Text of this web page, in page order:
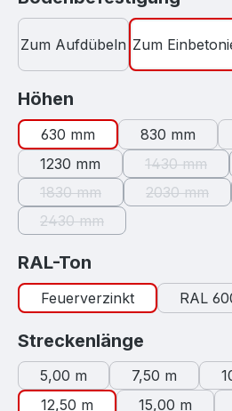
Zum Aufdübeln Zum
Höhen
630 mm 830 mm
1230 mm
1430 mm
(Diese
1830 mm
(Diese Option ist zurzeit
2030 mm
(Diese
2430 mm
(Diese Option ist zurzeit
RAL-Ton
Feuerverzinkt RAL
Streckenlänge
5,00 m 7,50 m
12,50 m
15,00 m